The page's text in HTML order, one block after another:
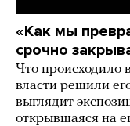
«Как мы
срочно
Что происходило
власти решили
выглядит
открывшаяся на